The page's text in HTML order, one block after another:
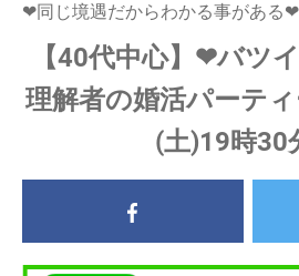
❤同じ境遇だからわかる事がある❤
【40代中心】❤バツ
理解者の婚活パーテ
(土)19時30